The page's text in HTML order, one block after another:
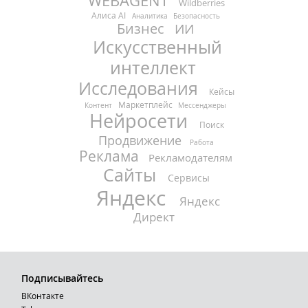
Wildberries
Алиса AI Аналитика Безопасность
Бизнес ИИ
Искусственный
интеллект
Исследования
Кейсы
Контент Маркетплейс Мессенджеры
Нейросети Поиск
Продвижение Работа
Реклама Рекламодателям
Сайты Сервисы
Яндекс
Яндекс
Директ
Подписывайтесь
ВКонтакте